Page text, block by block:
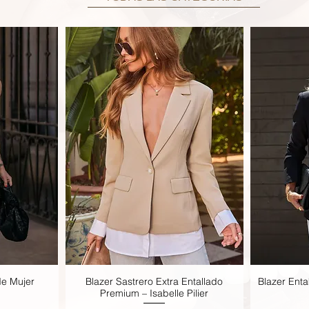
Mujer
Vista rápida
Blazer Sastrero Extra Entallado
Premium – Isabelle Pilier
Blazer